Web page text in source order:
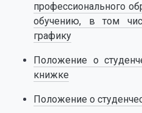
профессионального
обучению, в том
графику
Положение о
книжке
Положение о